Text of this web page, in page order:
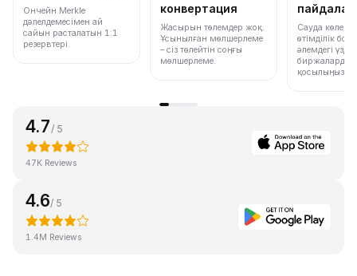
Ончейн Merkle
дәлелдемесімен ай
сайын расталатын 1:1
резервтері.
конвертация
Жасырын төлемдер жоқ.
Ұсынылған мөлшерлеме
– сіз төлейтін соңғы
мөлшерлеме.
Сауда көлемі
өтімділік
әлемдегі үздік
биржалардың
қосылыңыз.
4.7 / 5
47K Reviews
4.6/ 5
1.4M Reviews